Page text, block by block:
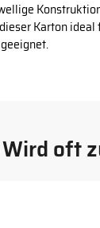
Karton ideal
geeignet.
oft